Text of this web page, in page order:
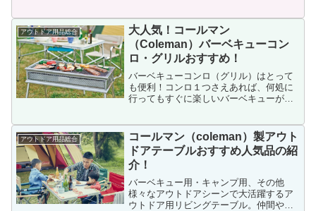
ウトドアでも十分な火力を保持する為の
風対策がされていて、カセ...
アウトドア用品総合
大人気！コールマン
（Coleman）バーベキューコン
ロ・グリルおすすめ！
バーベキューコンロ（グリル）はとって
も便利！コンロ１つさえあれば、何処に
行ってもすぐに楽しいバーベキューが始
の為、バーベキューをする上でバーベキ
ューコンロは必須となりま...
アウトドア用品総合
コールマン（coleman）製アウト
ドアテーブルおすすめ人気品の紹
介！
バーベキュー用・キャンプ用、その他
様々なアウトドアシーンで大活躍するア
ウトドア用リビングテーブル。仲間や家